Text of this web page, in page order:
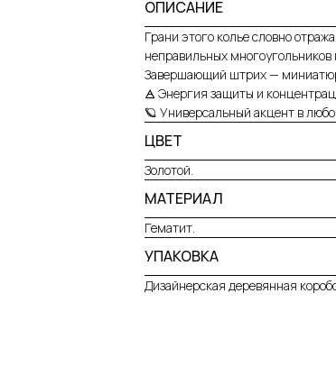
ОПИСАНИЕ
Грани этого колье словно
неправильных многоугольников
Завершающий штрих —
🜁 Энергия защиты и
🪐 Универсальный акцент в
ЦВЕТ
Золотой.
МАТЕРИАЛ
Гематит.
УПАКОВКА
Дизайнерская деревянная